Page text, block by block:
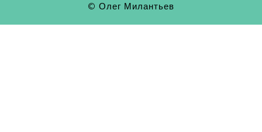
© Олег Милантьев